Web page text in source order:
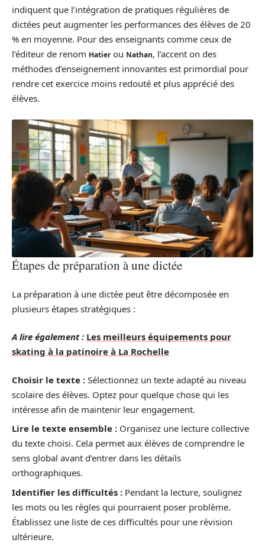
indiquent que l’intégration de pratiques régulières de
dictées peut augmenter les performances des élèves de 20
% en moyenne. Pour des enseignants comme ceux de
l’éditeur de renom Hatierou Nathan, l’accent on des
méthodes d’enseignement innovantes est primordial pour
rendre cet exercice moins redouté et plus apprécié des
élèves.
Étapes de préparation à une dictée
La préparation à une dictée peut être décomposée en
plusieurs étapes stratégiques :
A lire également : Les meilleurs équipements pour
skating à la patinoire à La Rochelle
Choisir le texte : Sélectionnez un texte adapté au niveau
scolaire des élèves. Optez pour quelque chose qui les
intéresse afin de maintenir leur engagement.
Lire le texte ensemble : Organisez une lecture collective
du texte choisi. Cela permet aux élèves de comprendre le
sens global avant d’entrer dans les détails
orthographiques.
Identifier les difficultés : Pendant la lecture, soulignez
les mots ou les règles qui pourraient poser problème.
Établissez une liste de ces difficultés pour une révision
ultérieure.